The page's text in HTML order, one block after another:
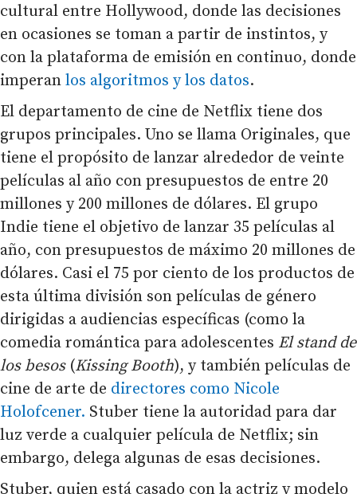
cultural entre Hollywood, donde las decisiones
en ocasiones se toman a partir de instintos, y
con la plataforma de emisión en continuo, donde
imperan los algoritmos y los datos.
El departamento de cine de Netflix tiene dos
grupos principales. Uno se llama Originales, que
tiene el propósito de lanzar alrededor de veinte
películas al año con presupuestos de entre 20
millones y 200 millones de dólares. El grupo
Indie tiene el objetivo de lanzar 35 películas al
año, con presupuestos de máximo 20 millones de
dólares. Casi el 75 por ciento de los productos de
esta última división son películas de género
dirigidas a audiencias específicas (como la
comedia romántica para adolescentes El stand de
los besos(Kissing Booth), y también películas de
cine de arte de directores como Nicole
Holofcener. Stuber tiene la autoridad para dar
luz verde a cualquier película de Netflix; sin
embargo, delega algunas de esas decisiones.
Stuber, quien está casado con la actriz y modelo